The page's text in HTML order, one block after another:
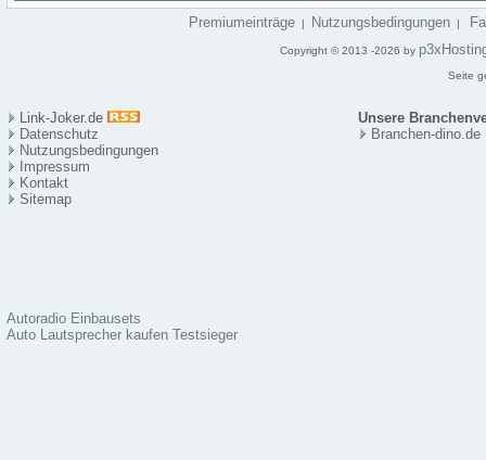
Premiumeinträge | Nutzungsbedingungen |
Copyright © 2013 -2026 by
Seite
Link-Joker.de
Unsere
Datenschutz
Nutzungsbedingungen
Impressum
Kontakt
Sitemap
Branchen-dino.de
Autoradio Einbausets
Auto Lautsprecher kaufen Testsieger